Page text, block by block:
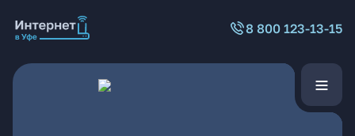
8 800 123-13-15